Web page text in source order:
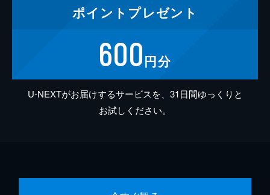
ポイント プレゼント
600円分
U-NEXTがお届けするサービスを、31日間ゆっくりと
お試しください。